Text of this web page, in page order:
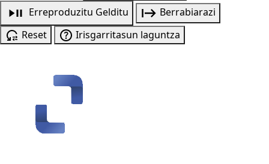
Erreproduzitu Gelditu
Berrabiarazi
Reset
Irisgarritasun laguntza